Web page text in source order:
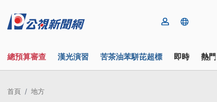
總預算審查 漢光演習 苦茶油苯駢芘超標 即時 熱
首頁 地方